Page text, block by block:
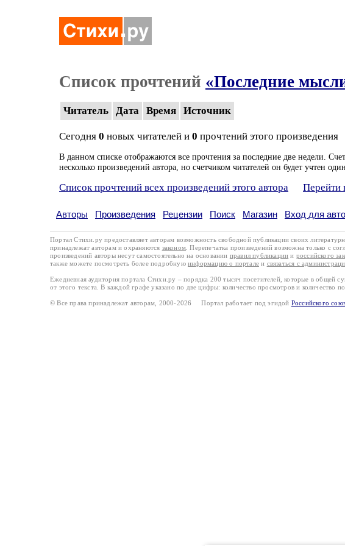
Список прочтений «Последние
Читатель Дата Время Источник
Сегодня 0 новых читателей и 0 прочтений этого произведения
В данном списке отображаются все прочтения за последние две недели.
несколько произведений автора, но счетчиком читателей он будет учтен
Список прочтений всех произведений этого автора Перейти
Авторы Произведения Рецензии Поиск Магазин Вход для
Портал Стихи.ру предоставляет авторам возможность свободной публикации своих
принадлежат авторам и охраняются законом . Перепечатка произведений возможна только с
произведений авторы несут самостоятельно на основании правил публикации и российского
также можете посмотреть более подробную информацию о портале и связаться с
Ежедневная аудитория портала Стихи.ру – порядка 200 тысяч посетителей, которые в общей
от этого текста. В каждой графе указано по две цифры: количество просмотров и количество
© Все права принадлежат авторам, 2000-2026 Портал работает под эгидой Российского